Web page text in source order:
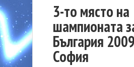
3-то място на
шампионата
България
София